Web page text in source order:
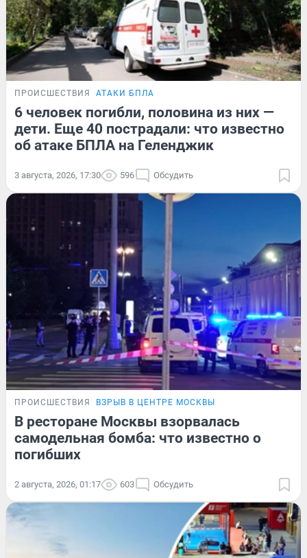
ПРОИСШЕСТВИЯ АТАКИ БПЛА
6 человек погибли, половина из них —
дети. Еще 40 пострадали: что известно
об атаке БПЛА на Геленджик
3 августа, 2026, 17:30 596 Обсудить
ПРОИСШЕСТВИЯ ВЗРЫВ В ЦЕНТРЕ МОСКВЫ
В ресторане Москвы взорвалась
самодельная бомба: что известно о
погибших
2 августа, 2026, 01:17 603 Обсудить